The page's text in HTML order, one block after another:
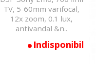
TV, 5-60mm varifocal,
12x zoom, 0.1 lux,
antivandal &n..
Indisponibil